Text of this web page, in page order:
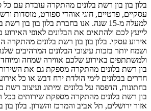
בלון בון בון רשת בלונים מהתקרה עובדת עם כל
עסקיים, פרטיים, חוגי אוהדי ספורט, מוסדות
למעלה מ-15 שנה. אנו בחברת בלון בון
לייעץ לכם ולהתאים את הבלונים לאופי האירוע
אירוע עסקי. בלון בון בון רשת בלונים מהתקרה
ושמח יותר בזכות עיצובי הבלונים המרהיבים
ולמשתתפים באירוע שלכם אווירה שמחה
בון רשת בלונים מהתקרה מספקת גם את
חדרים בבלונים לימי הולדת ירח דבש או כל
בחתונות, הדפסה על בלונים ומיתוג ועיצוב רשת
בון רשת בלונים מהתקרה מספקת שירותים בכל
אזור ירושלים, תל אביב והמרכז והשרון. בלון